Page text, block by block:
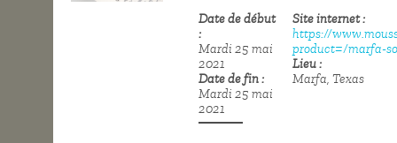
Date de début
Mardi 25 mai
2021
Date de fin
Mardi 25 mai
2021
Site internet
https://
product=/marfa-
Lieu
Marfa, Texas